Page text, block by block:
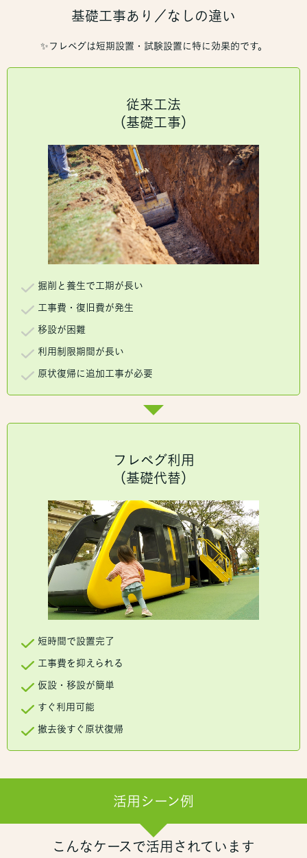
基礎工事あり／なしの違い
✨フレペグは短期設置・試験設置に特に効果的です。
従来工法
（基礎工事）
掘削と養生で工期が長い
工事費・復旧費が発生
移設が困難
利用制限期間が長い
原状復帰に追加工事が必要
フレペグ利用
（基礎代替）
短時間で設置完了
工事費を抑えられる
仮設・移設が簡単
すぐ利用可能
撤去後すぐ原状復帰
活用シーン例
こんなケースで活用されています